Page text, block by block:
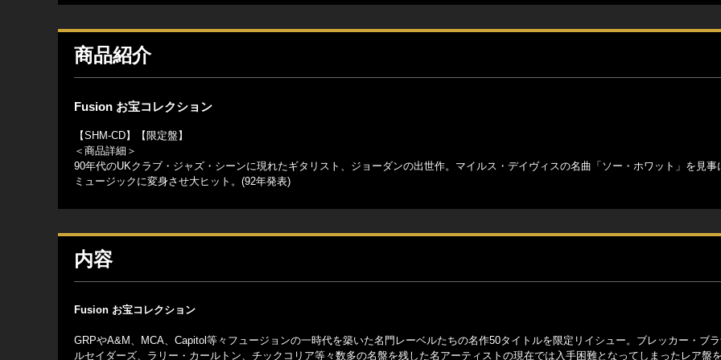
商品紹介
Fusion お宝コレクション
【SHM-CD】【限定盤】
＜商品詳細＞
90年代のUKクラブ・ジャズ・シーンに現れたギタリスト、ジョーダンの出世作。マイルス・デイヴィスの名曲「ソー・ホワット」を見事
ミュージックに変身させ大ヒット。(92年発表)
内容
Fusion お宝コレクション
GRPやA&M、MCA、Capitol等々フュージョンの一時代を築いた名門レーベルたちの名作50タイトルを限定リイシュー。ブレッカー・ブ
ルセイダーズ、ラリー・カールトン、チックコリア等々数多の名盤を残した名アーティストの現在では入手困難となってしまったレア盤